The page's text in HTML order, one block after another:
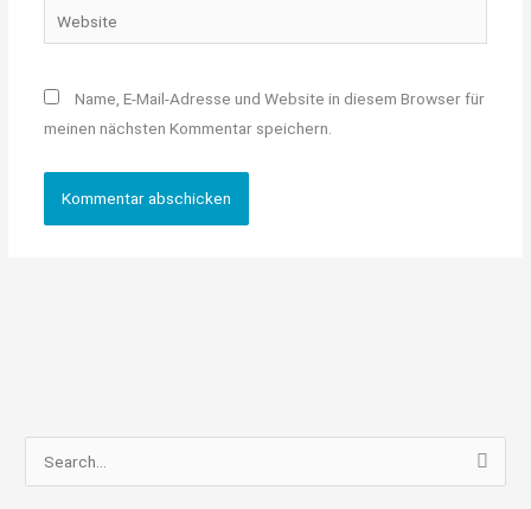
Website
Name, E-Mail-Adresse und Website in diesem Browser für
meinen nächsten Kommentar speichern.
u